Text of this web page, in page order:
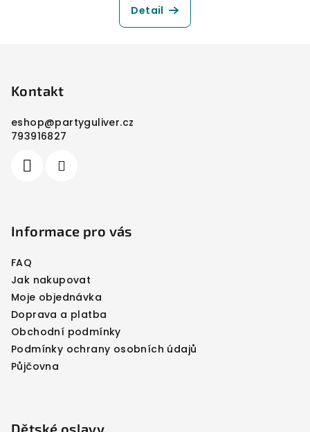
Detail
Kontakt
eshop@partyguliver.cz
793916827
Informace pro vás
FAQ
Jak nakupovat
Moje objednávka
Doprava a platba
Obchodní podmínky
Podmínky ochrany osobních údajů
Půjčovna
Dětské oslavy